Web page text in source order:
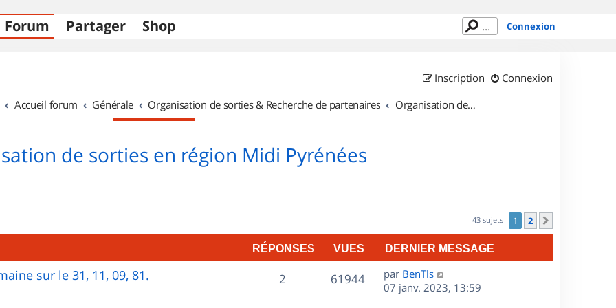
Forum Partager Shop Connexion
Connexion
Inscription
Accueil forum Générale Organisation de sorties & Recherche de partenaires Organisation de sorties en région Midi Pyrénées
de sorties en région Midi Pyrénées
43 sujets 1 2
RÉPONSES VUES DERNIER MESSAGE
sur le 31, 11, 09, 81. 2R
é
61944V
u
D
e
r
par BenTls
07 janv. 2023, 13:59